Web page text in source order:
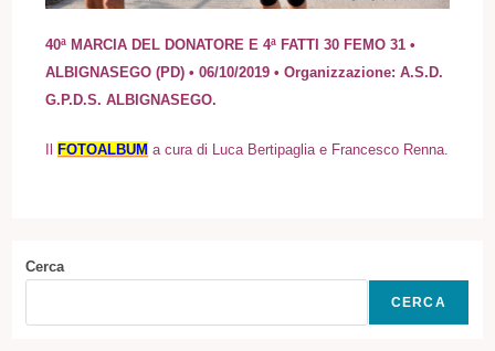
40ª MARCIA DEL DONATORE E 4ª FATTI 30 FEMO 31 •
ALBIGNASEGO (PD) • 06/10/2019 • Organizzazione: A.S.D.
G.P.D.S. ALBIGNASEGO.
FOTOALBUM a cura di Luca Bertipaglia e Francesco Renna.
Cerca
CERCA